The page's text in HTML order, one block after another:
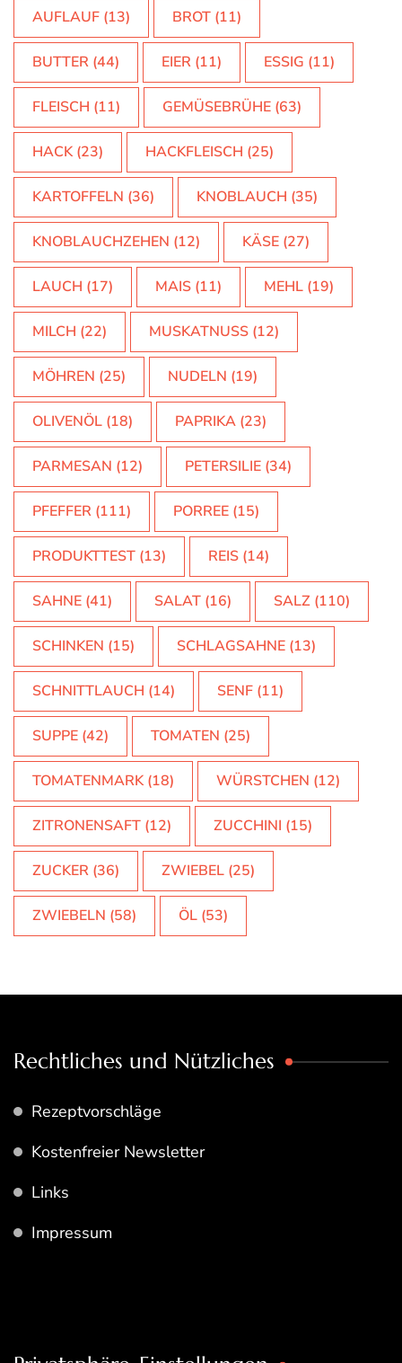
AUFLAUF (13) BROT (11)
BUTTER (44) EIER (11) ESSIG (11)
FLEISCH (11) GEMÜSEBRÜHE (63)
HACK(23) HACKFLEISCH (25)
KARTOFFELN (36) KNOBLAUCH (35)
KNOBLAUCHZEHEN (12) KÄSE (27)
LAUCH (17) MAIS (11) MEHL (19)
MILCH (22) MUSKATNUSS (12)
MÖHREN (25) NUDELN (19)
OLIVENÖL (18) PAPRIKA (23)
PARMESAN (12) PETERSILIE (34)
PFEFFER (111) PORREE (15)
PRODUKTTEST (13) REIS (14)
SAHNE (41) SALAT (16) SALZ (110)
SCHINKEN (15) SCHLAGSAHNE (13)
SCHNITTLAUCH (14) SENF (11)
SUPPE (42) TOMATEN (25)
TOMATENMARK(18) WÜRSTCHEN (12)
ZITRONENSAFT (12) ZUCCHINI (15)
ZUCKER (36) ZWIEBEL (25)
ZWIEBELN (58) ÖL (53)
Rechtliches und Nützliches
Rezeptvorschläge
Kostenfreier Newsletter
Links
Impressum